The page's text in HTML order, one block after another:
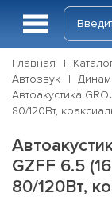
Главная
Автозвук
Автоакустика
80/120Вт,
GZFF 6.5
80/120Вт,